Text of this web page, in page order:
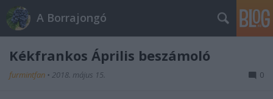
A Borrajongó
Kékfrankos Április beszámoló
furmintfan • 2018. május 15. 0